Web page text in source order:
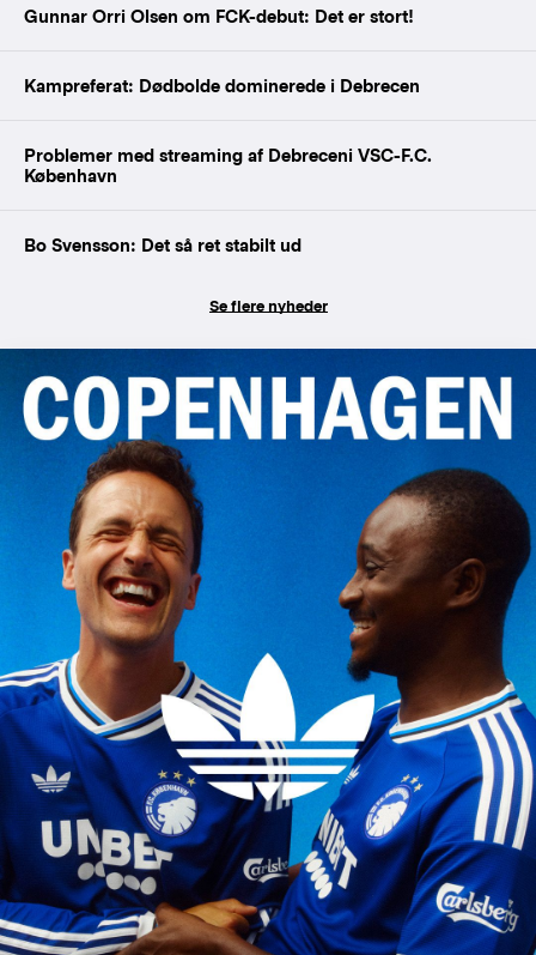
Gunnar Orri Olsen om FCK-debut: Det er stort!
Kampreferat: Dødbolde dominerede i Debrecen
Problemer med streaming af Debreceni VSC-F.C.
København
Bo Svensson: Det så ret stabilt ud
Se flere nyheder